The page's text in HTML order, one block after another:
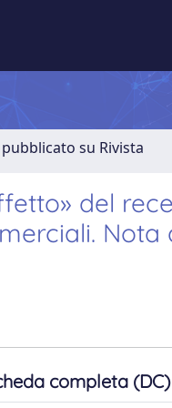
su Rivista
del
Nota
completa (DC)